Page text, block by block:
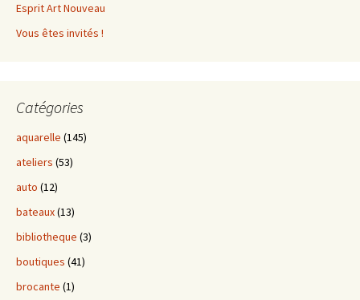
Esprit Art Nouveau
Vous êtes invités !
Catégories
aquarelle (145)
ateliers (53)
auto (12)
bateaux(13)
bibliotheque (3)
boutiques (41)
brocante (1)